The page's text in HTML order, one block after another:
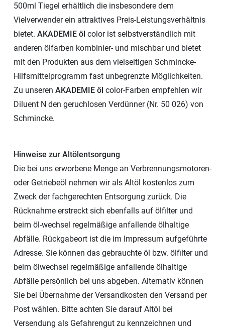
500ml Tiegel erhältlich die insbesondere dem
Vielverwender ein attraktives Preis-Leistungsverhältnis
bietet. AKADEMIE öl color ist selbstverständlich mit
anderen ölfarben kombinier- und mischbar und bietet
mit den Produkten aus dem vielseitigen Schmincke-
Hilfsmittelprogramm fast unbegrenzte Möglichkeiten.
Zu unseren AKADEMIE öl color-Farben empfehlen wir
Diluent N den geruchlosen Verdünner (Nr. 50 026) von
Schmincke.
Hinweise zur Altölentsorgung
Die bei uns erworbene Menge an Verbrennungsmotoren-
oder Getriebeöl nehmen wir als Altöl kostenlos zum
Zweck der fachgerechten Entsorgung zurück. Die
Rücknahme erstreckt sich ebenfalls auf ölfilter und
beim öl-wechsel regelmäßige anfallende ölhaltige
Abfälle. Rückgabeort ist die im Impressum aufgeführte
Adresse. Sie können das gebrauchte öl bzw. ölfilter und
beim ölwechsel regelmäßige anfallende ölhaltige
Abfälle persönlich bei uns abgeben. Alternativ können
Sie bei Übernahme der Versandkosten den Versand per
Post wählen. Bitte achten Sie darauf Altöl bei
Versendung als Gefahrengut zu kennzeichnen und